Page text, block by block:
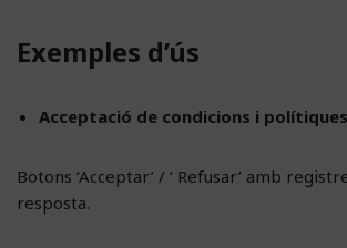
Exemples d’ús
Acceptació de condicions i polítiques
Botons ‘Acceptar’ / ‘ Refusar’ amb
resposta.